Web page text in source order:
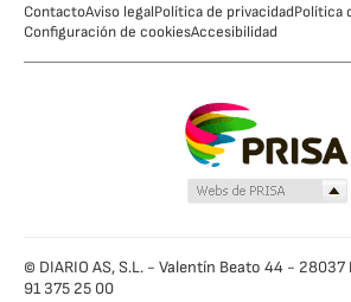
ContactoAviso legalPolítica de privacidadPolítica
Configuración de cookiesAccesibilidad
© DIARIO AS, S.L. - Valentín Beato 44 -
91 375 25 00